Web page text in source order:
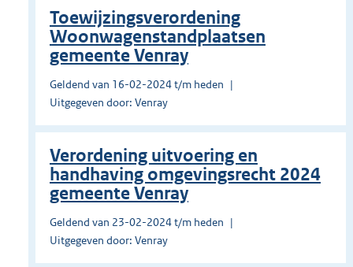
Toewijzingsverordening
Woonwagenstandplaatsen
gemeente Venray
Geldend van 16-02-2024 t/m heden
Uitgegeven door: Venray
Verordening uitvoering en
handhaving omgevingsrecht 2024
gemeente Venray
Geldend van 23-02-2024 t/m heden
Uitgegeven door: Venray